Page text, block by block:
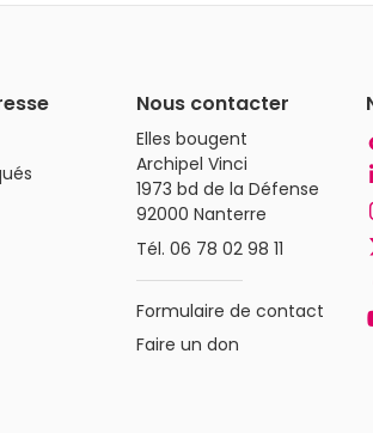
Nous contacter
Elles bougent
Archipel Vinci
1973 bd de la Défense
92000 Nanterre
Tél.06 78 02 98 11
Formulaire de contact
Faire un don